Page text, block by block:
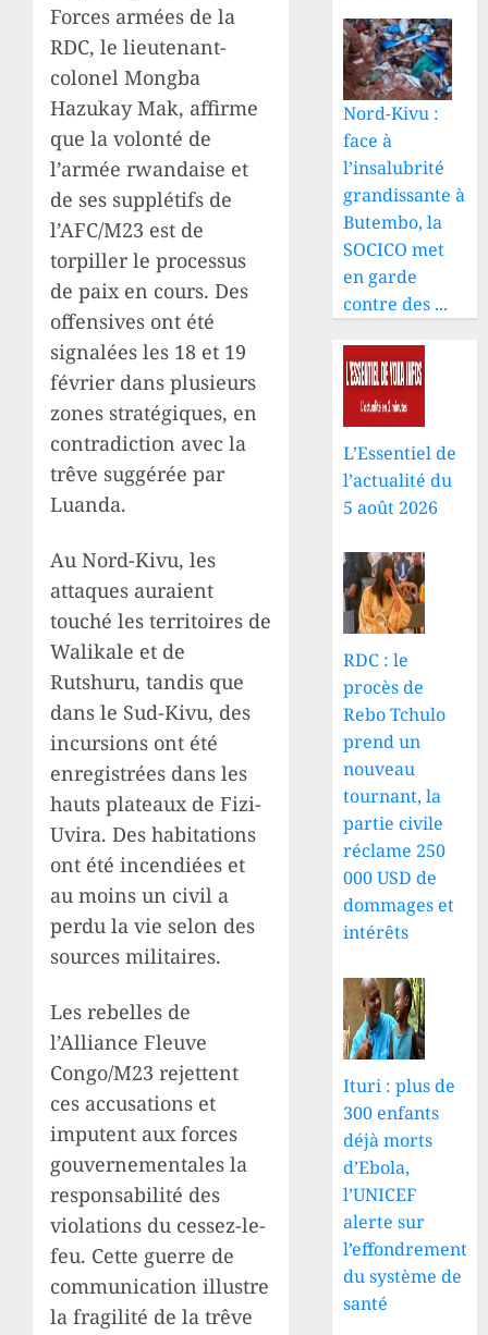
Forces armées de la
RDC, le lieutenant-
colonel Mongba
Hazukay Mak, affirme
que la volonté de
l’armée rwandaise et
de ses supplétifs de
l’AFC/M23 est de
torpiller le processus
de paix en cours. Des
offensives ont été
signalées les 18 et 19
février dans plusieurs
zones stratégiques, en
contradiction avec la
trêve suggérée par
Luanda.
Au Nord-Kivu, les
attaques auraient
touché les territoires de
Walikale et de
Rutshuru, tandis que
dans le Sud-Kivu, des
incursions ont été
enregistrées dans les
hauts plateaux de Fizi-
Uvira. Des habitations
ont été incendiées et
au moins un civil a
perdu la vie selon des
sources militaires.
Les rebelles de
l’Alliance Fleuve
Congo/M23 rejettent
ces accusations et
imputent aux forces
gouvernementales la
responsabilité des
violations du cessez-le-
feu. Cette guerre de
communication illustre
la fragilité de la trêve
Nord-Kivu :
face à
l’insalubrité
grandissante à
Butembo, la
SOCICO met
en garde
contre des ...
L’Essentiel de
l’actualité du
5 août 2026
RDC : le
procès de
Rebo Tchulo
prend un
nouveau
tournant, la
partie civile
réclame 250
000 USD de
dommages et
intérêts
Ituri : plus de
300 enfants
déjà morts
d’Ebola,
l’UNICEF
alerte sur
l’effondrement
du système de
santé